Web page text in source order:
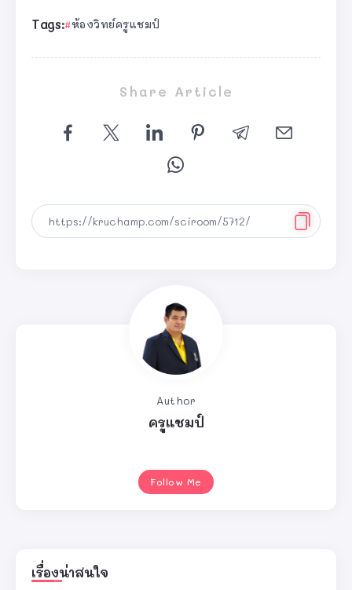
Tags: ห้องวิทย์ครูแชมป์
Share Article
Author
ครูแชมป์
Follow Me
เรื่องน่าสนใจ